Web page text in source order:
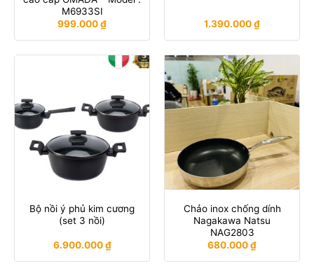
M6933SI
999.000₫ 1.390.000₫
Bộ nồi ý phủ kim cương
(set 3 nồi)
6.900.000₫
Chảo inox chống dính
Nagakawa Natsu
NAG2803
680.000₫